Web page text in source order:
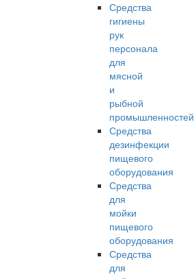
Средства
гигиены
рук
персонала
для
мясной
и
рыбной
промышленностей
Средства
дезинфекции
пищевого
оборудования
Средства
для
мойки
пищевого
оборудования
Средства
для